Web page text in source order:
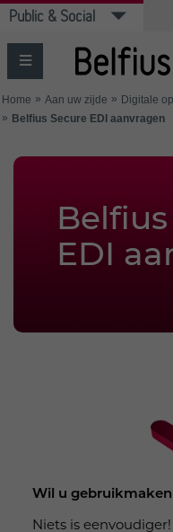
EDI
Wil u gebruikmaken
Niets is